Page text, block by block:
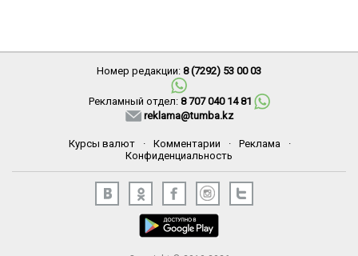
Номер редакции: 8 (7292) 53 00 03
Рекламный отдел: 8 707 040 14 81
reklama@tumba.kz
Курсы валют · Комментарии · Реклама
·
Конфиденциальность